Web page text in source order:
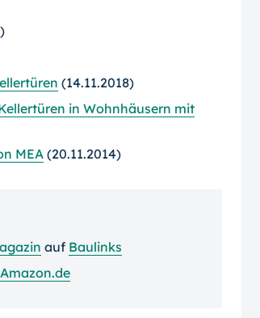
(14.11.2018)
in Wohnhäusern mit
MEA (20.11.2014)
auf Baulinks